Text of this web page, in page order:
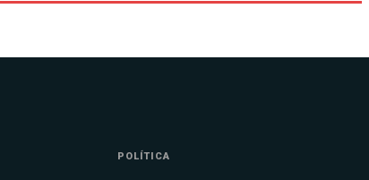
POLÍTICA